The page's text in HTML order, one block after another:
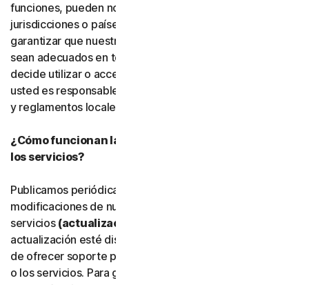
funciones, pueden no estar disponibles en todas las
jurisdicciones o países, y no podemos declarar ni
garantizar que nuestro software, servicios o contenido
sean adecuados en todos los países o jurisdicciones. Si
decide utilizar o acceder a nuestro software o servicios,
usted es responsable de cumplir todas las leyes, normas
y reglamentos locales aplicables.
¿Cómo funcionan las actualizaciones del software y
los servicios?
Publicamos periódicamente mejoras, ampliaciones y
modificaciones de nuestro software y
servicios (actualizaciones)
actualización esté disponible, es posible que dejemos
de ofrecer soporte para la versión anterior del software
o los servicios. Para garantizar que pueda utilizar las